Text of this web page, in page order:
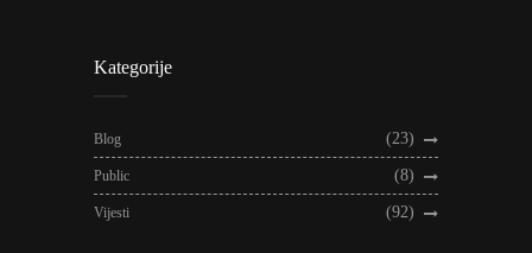
Kategorije
Blog (23)
Public (8)
Vijesti (92)